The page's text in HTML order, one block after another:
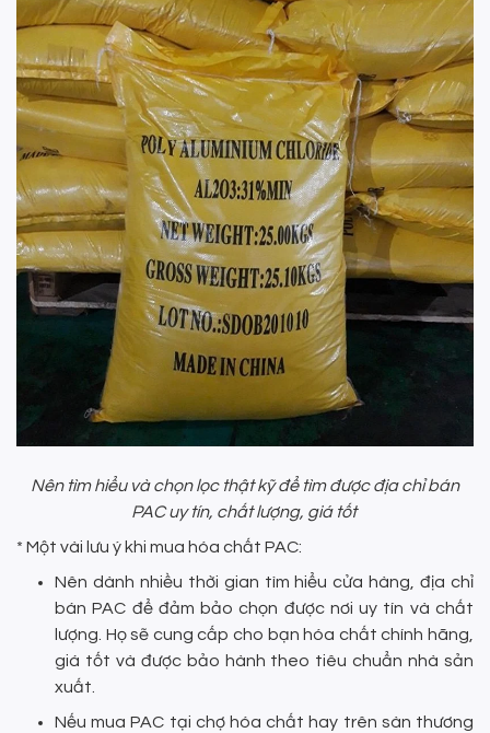
Nên tìm hiểu và chọn lọc thật kỹ để tìm được địa chỉ bán
PAC uy tín, chất lượng, giá tốt
* Một vài lưu ý khi mua hóa chất PAC:
Nên dành nhiều thời gian tìm hiểu cửa hàng, địa chỉ
bán PAC để đảm bảo chọn được nơi uy tín và chất
lượng. Họ sẽ cung cấp cho bạn hóa chất chính hãng,
giá tốt và được bảo hành theo tiêu chuẩn nhà sản
xuất.
Nếu mua PAC tại chợ hóa chất hay trên sàn thương